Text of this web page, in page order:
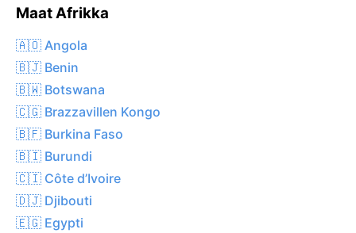
Maat Afrikka
🇦🇴 Angola
🇧🇯 Benin
🇧🇼 Botswana
🇨🇬 Brazzavillen Kongo
🇧🇫 Burkina Faso
🇧🇮 Burundi
🇨🇮 Côte d’Ivoire
🇩🇯 Djibouti
🇪🇬 Egypti